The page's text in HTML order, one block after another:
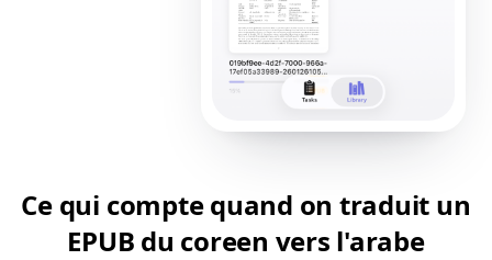
Ce qui compte quand on traduit un
EPUB du coreen vers l'arabe